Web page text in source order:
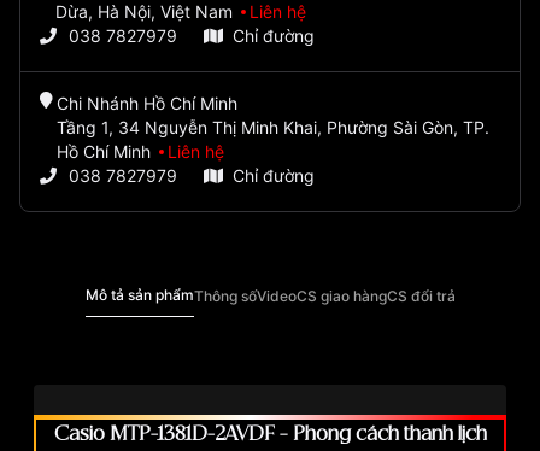
Dừa, Hà Nội, Việt Nam
Liên hệ
038 7827979
Chỉ đường
Chi Nhánh Hồ Chí Minh
Tầng 1, 34 Nguyễn Thị Minh Khai, Phường Sài Gòn, TP.
Hồ Chí Minh
Liên hệ
038 7827979
Chỉ đường
Mô tả sản phẩmThông sốVideoCS giao hàngCS đổi trả
Casio MTP-1381D-2AVDF – Phong cách thanh lịch